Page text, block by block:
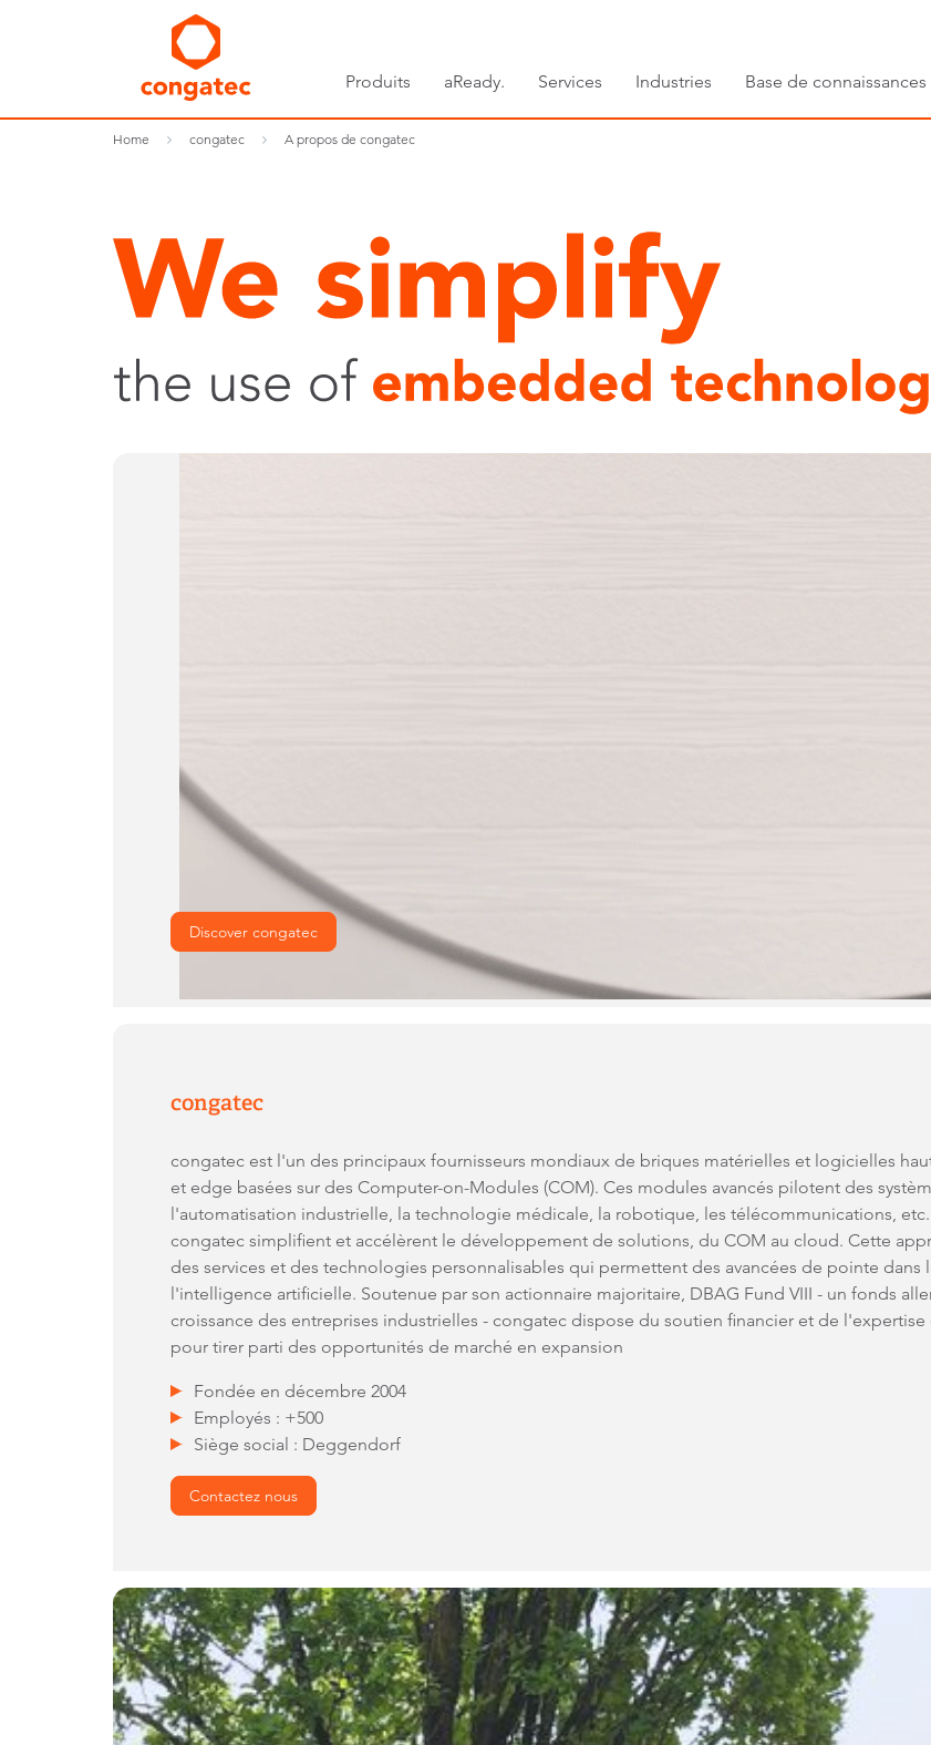
Produits aReady. Services Industries Base de connaissances
Home congatec A propos de congatec
Discover congatec
congatec
congatec est l'un des principaux fournisseurs mondiaux de briques matérielles et logicielles
et edge basées sur des Computer-on-Modules (COM). Ces modules avancés pilotent des
l'automatisation industrielle, la technologie médicale, la robotique, les télécommunications,
congatec simplifient et accélèrent le développement de solutions, du COM au cloud. Cette
des services et des technologies personnalisables qui permettent des avancées de pointe dans
l'intelligence artificielle. Soutenue par son actionnaire majoritaire, DBAG Fund VIII - un fonds
croissance des entreprises industrielles - congatec dispose du soutien financier et de
pour tirer parti des opportunités de marché en expansion
Fondée en décembre 2004
Employés : +500
Siège social : Deggendorf
Contactez nous